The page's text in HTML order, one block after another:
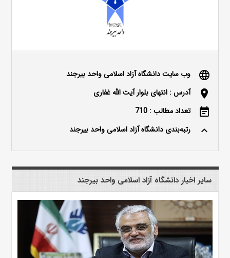
language وب سایت دانشگاه آزاد اسلامی واحد بیرجند
location_on آدرس : انتهای بلوار آیت الله غفاری
event_note تعداد مطالب : 710
keyboard_arrow_up رتبه‌بندی دانشگاه آزاد اسلامی واحد بیرجند
سایر اخبار دانشگاه آزاد اسلامی واحد بیرجند